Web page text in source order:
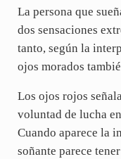
La persona que
dos sensaciones
tanto, según la
ojos morados
Los ojos rojos
voluntad de lucha
Cuando aparece la
soñante parece